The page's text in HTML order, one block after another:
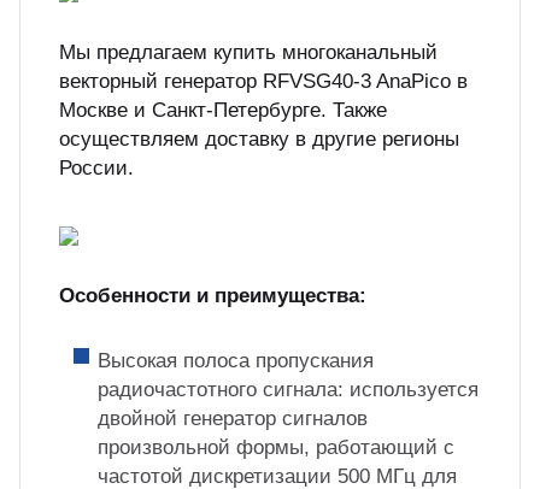
Мы предлагаем купить многоканальный
векторный генератор RFVSG40-3 AnaPico в
Москве и Санкт-Петербурге. Также
осуществляем доставку в другие регионы
России.
Особенности и преимущества:
Высокая полоса пропускания
радиочастотного сигнала: используется
двойной генератор сигналов
произвольной формы, работающий с
частотой дискретизации 500 МГц для